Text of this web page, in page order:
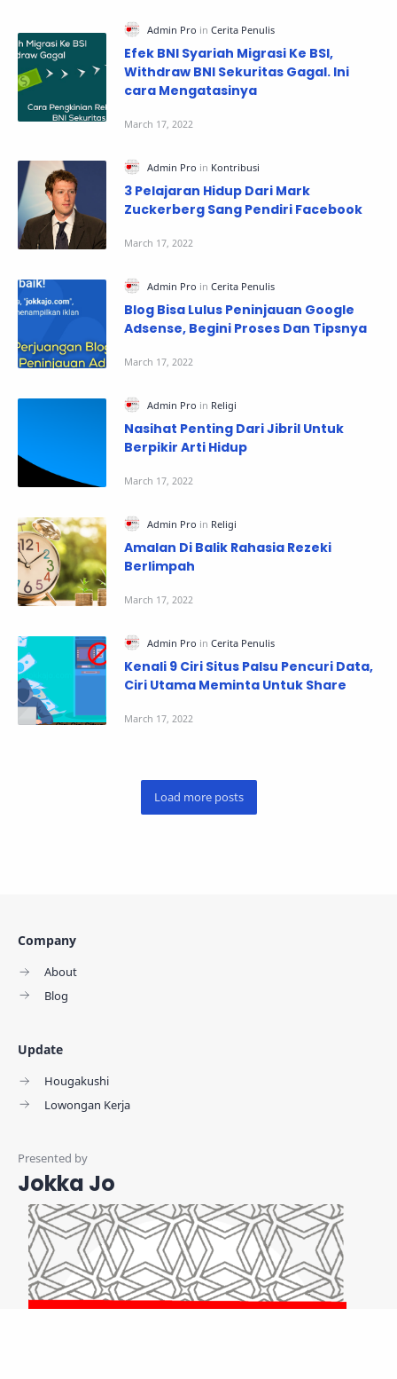
Efek BNI Syariah Migrasi Ke BSI,
Withdraw BNI Sekuritas Gagal. Ini
cara Mengatasinya
3 Pelajaran Hidup Dari Mark
Zuckerberg Sang Pendiri Facebook
Blog Bisa Lulus Peninjauan Google
Adsense, Begini Proses Dan Tipsnya
Nasihat Penting Dari Jibril Untuk
Berpikir Arti Hidup
Amalan Di Balik Rahasia Rezeki
Berlimpah
Kenali 9 Ciri Situs Palsu Pencuri Data,
Ciri Utama Meminta Untuk Share
Jokka Jo
Company
About
Blog
Update
Hougakushi
Lowongan Kerja